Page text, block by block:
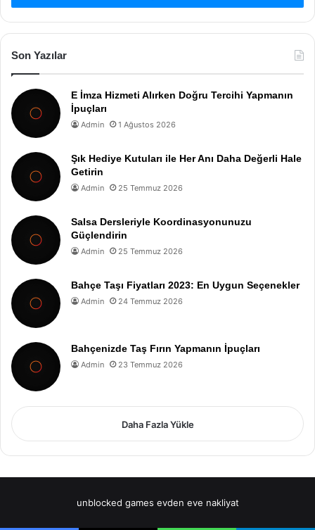
Son Yazılar
E İmza Hizmeti Alırken Doğru Tercihi Yapmanın
İpuçları
Admin 1 Ağustos 2026
Şık Hediye Kutuları ile Her Anı Daha Değerli Hale
Getirin
Admin 25 Temmuz 2026
Salsa Dersleriyle Koordinasyonunuzu
Güçlendirin
Admin 25 Temmuz 2026
Bahçe Taşı Fiyatları 2023: En Uygun Seçenekler
Admin 24 Temmuz 2026
Bahçenizde Taş Fırın Yapmanın İpuçları
Admin 23 Temmuz 2026
Daha Fazla Yükle
unblocked games evden eve nakliyat